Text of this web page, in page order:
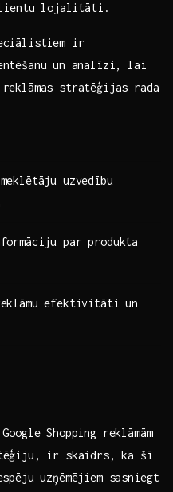
klientu ⁢lojalitāti.
ir
un ⁢analīzi, lai
stratēģijas rada
uzvedību
par produkta
efektivitāti un
Shopping‌ reklāmām
ir skaidrs, ka šī
‌uzņēmējiem sasniegt